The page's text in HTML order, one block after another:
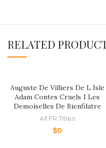
RELATED
Auguste De Villiers De L Isle
Adam Contes Cruels 1 Les
Demoiselles De Bienfilatre
All FR Titles
$0